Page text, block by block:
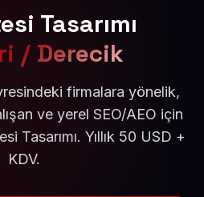
Tasarımı
/ Derecik
firmalara yönelik,
ve yerel SEO/AEO için
Tasarımı. Yıllık 50 USD +
KDV.